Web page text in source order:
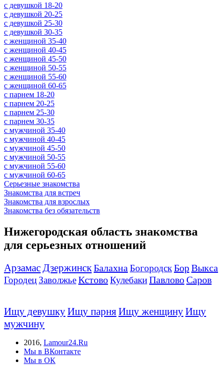
c девушкой 18-20
c девушкой 20-25
c девушкой 25-30
c девушкой 30-35
c женщиной 35-40
c женщиной 40-45
c женщиной 45-50
c женщиной 50-55
c женщиной 55-60
c женщиной 60-65
c парнем 18-20
c парнем 20-25
c парнем 25-30
c парнем 30-35
c мужчиной 35-40
c мужчиной 40-45
c мужчиной 45-50
c мужчиной 50-55
c мужчиной 55-60
c мужчиной 60-65
Серьезные знакомства
Знакомства для встреч
Знакомства для взрослых
Знакомства без обязательств
Нижегородская область знакомства
для серьезных отношений
Арзамас ДзержинскБалахна БогородскБорВыкса
Городец ЗаволжьеКстовоКулебакиПавловоСаров
Ищу девушкуИщу парняИщу женщинуИщу
мужчину
2016, Lamour24.Ru
Мы в ВКонтакте
Мы в ОК